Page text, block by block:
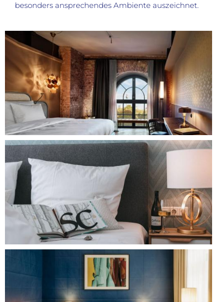
besonders ansprechendes Ambiente auszeichnet.